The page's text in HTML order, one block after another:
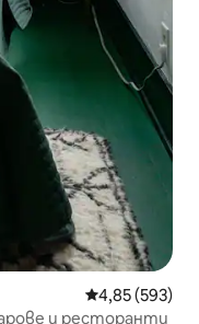
Средна
4,85 (593)
и ресторанти